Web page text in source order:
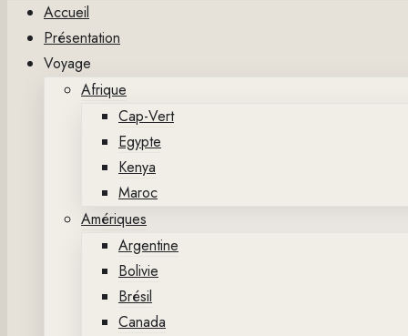
Accueil
Présentation
Voyage
Afrique
Cap-Vert
Egypte
Kenya
Maroc
Amériques
Argentine
Bolivie
Brésil
Canada